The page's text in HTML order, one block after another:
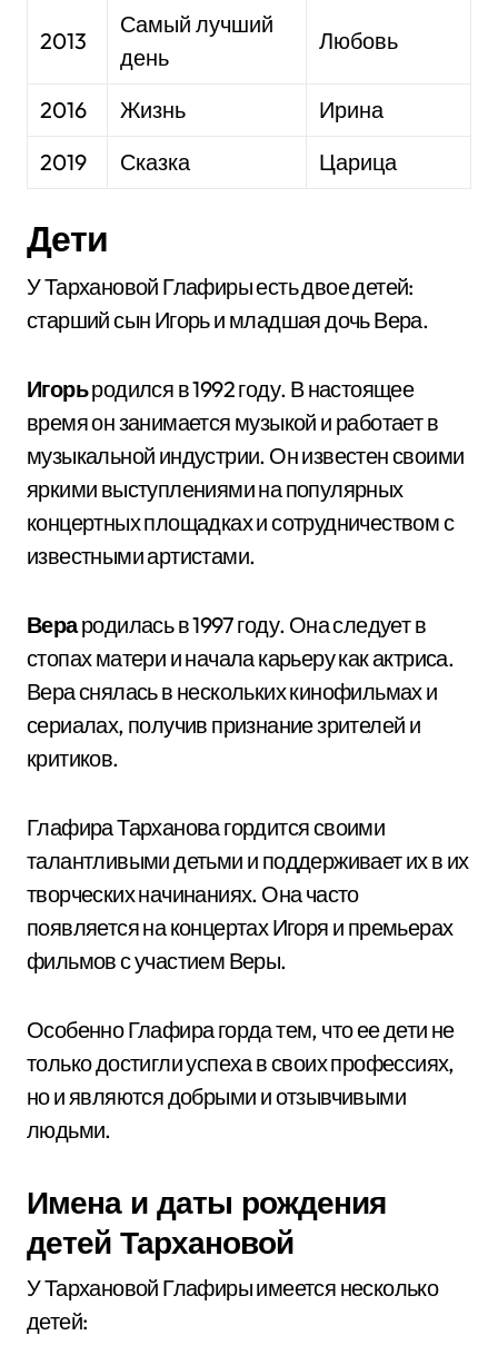
2013
Самый лучший
день
Любовь
2016 Жизнь
Ирина
2019
Сказка Царица
Дети
У Тархановой Глафиры есть двое детей:
старший сын Игорь и младшая дочь Вера.
Игорьродился в 1992 году. В настоящее
время он занимается музыкой и работает в
музыкальной индустрии. Он известен своими
яркими выступлениями на популярных
концертных площадках и сотрудничеством с
известными артистами.
Верародилась в 1997 году. Она следует в
стопах матери и начала карьеру как актриса.
Вера снялась в нескольких кинофильмах и
сериалах, получив признание зрителей и
критиков.
Глафира Тарханова гордится своими
талантливыми детьми и поддерживает их в их
творческих начинаниях. Она часто
появляется на концертах Игоря и премьерах
фильмов с участием Веры.
Особенно Глафира горда тем, что ее дети не
только достигли успеха в своих профессиях,
но и являются добрыми и отзывчивыми
людьми.
Имена и даты рождения
детей Тархановой
У Тархановой Глафиры имеется несколько
детей: